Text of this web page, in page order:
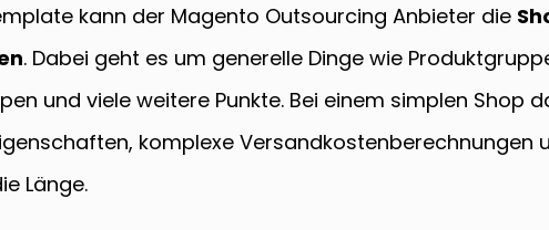
kann der Magento Outsourcing Anbieter die
. Dabei geht es um generelle Dinge wie
und viele weitere Punkte. Bei einem simplen Shop
komplexe Versandkostenberechnungen
Länge.